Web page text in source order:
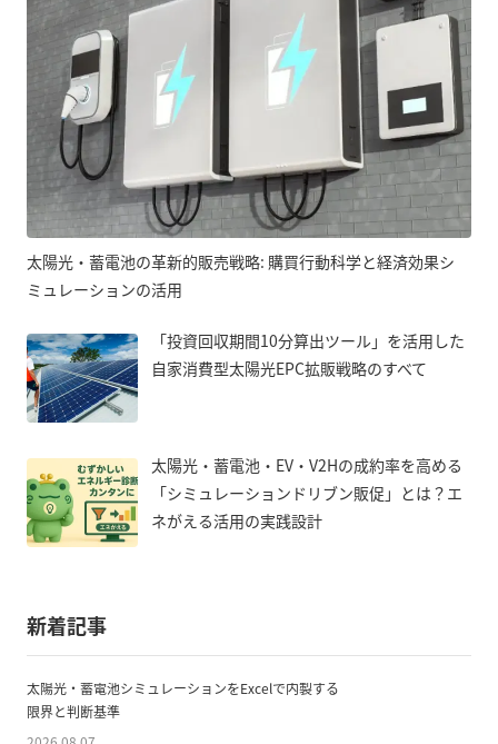
太陽光・蓄電池の革新的販売戦略: 購買行動科学と経済効果シ
ミュレーションの活用
「投資回収期間10分算出ツール」を活用した
自家消費型太陽光EPC拡販戦略のすべて
太陽光・蓄電池・EV・V2Hの成約率を高める
「シミュレーションドリブン販促」とは？エ
ネがえる活用の実践設計
新着記事
太陽光・蓄電池シミュレーションをExcelで内製する
限界と判断基準